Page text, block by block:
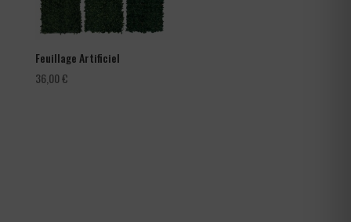
Feuillage Artificiel
36,00€